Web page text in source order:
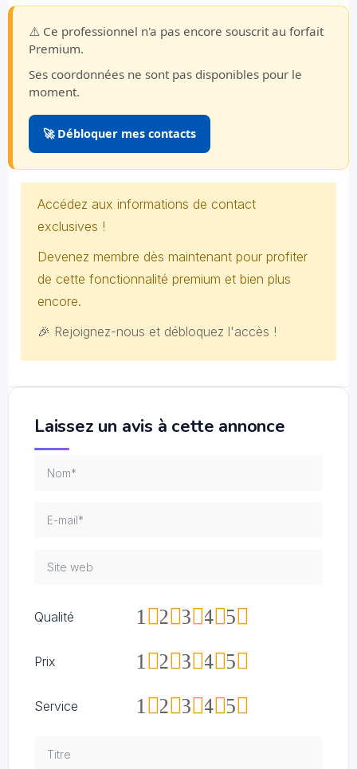
⚠️ Ce professionnel n'a pas encore souscrit au forfait
Premium.
Ses coordonnées ne sont pas disponibles pour le
moment.
🚀 Débloquer mes contacts
Accédez aux informations de contact
exclusives !
Devenez membre dès maintenant pour profiter
de cette fonctionnalité premium et bien plus
encore.
🎉 Rejoignez-nous et débloquez l'accès !
Laissez un avis à cette annonce
Qualité 5
4
3
2
1
Prix 5
4
3
2
1
Service 5
4
3
2
1